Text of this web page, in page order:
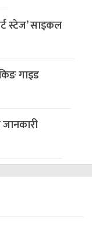
स्टेज’ साइकल
गाइड